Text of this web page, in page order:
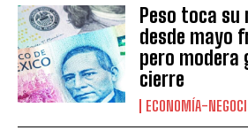
Peso toca su
desde mayo
pero modera
cierre
ECONOMÍA-